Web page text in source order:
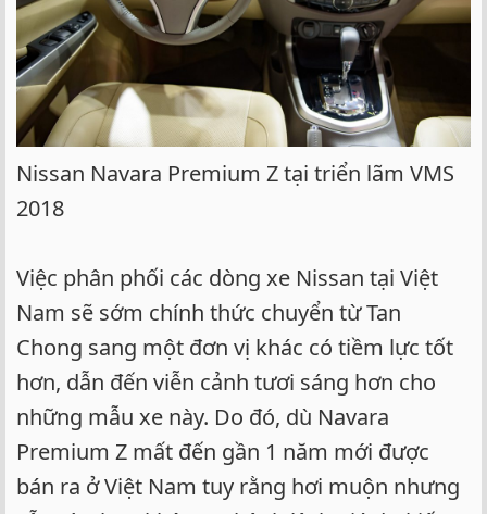
Nissan Navara Premium Z tại triển lãm VMS
2018
Việc phân phối các dòng xe Nissan tại Việt
Nam sẽ sớm chính thức chuyển từ Tan
Chong sang một đơn vị khác có tiềm lực tốt
hơn, dẫn đến viễn cảnh tươi sáng hơn cho
những mẫu xe này. Do đó, dù Navara
Premium Z mất đến gần 1 năm mới được
bán ra ở Việt Nam tuy rằng hơi muộn nhưng